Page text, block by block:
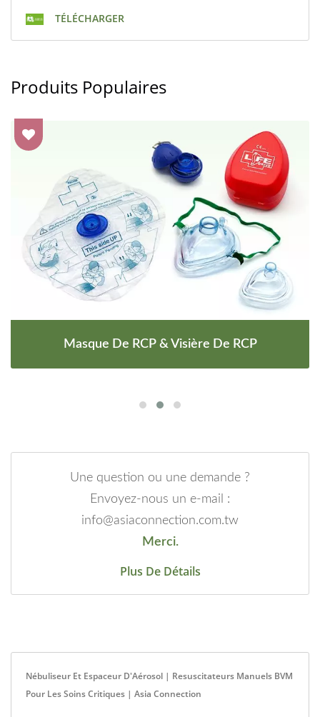
TÉLÉCHARGER
Produits Populaires
Masque De RCP & Visière De RCP
Une question ou une demande ?
Envoyez-nous un e-mail :
info@asiaconnection.com.tw
Merci.
Plus De Détails
Nébuliseur Et Espaceur D'Aérosol | Resuscitateurs Manuels BVM
Pour Les Soins Critiques | Asia Connection